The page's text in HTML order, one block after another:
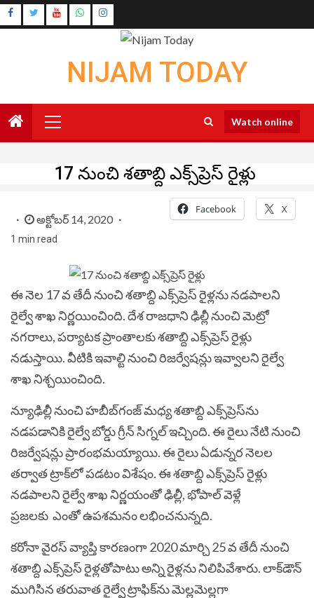
Skip
to
Instagram
NIJAM TODAY
Menu
Watch online
17 నుంచి శతాబ్ది ఎక్స్‌ప్రెస్‌ రైళ్లు
అక్టోబర్ 14, 2020
1 min read
Facebook X
ఈ నెల 17 వ తేదీ నుంచి శతాబ్ది ఎక్స్‌ప్రెస్‌ రైళ్లను నడపాలని
రైల్వే శాఖ నిర్ణయించింది. దేశ రాజధాని ఢిల్లీ నుంచి మెట్రో
నగరాలు, పర్యాటక ప్రాంతాలకు శతాబ్ది ఎక్స్‌ప్రెస్‌ రైళ్లు
నడుస్తాయి. వీటికి ఇవాల్టి నుంచి రిజర్వేషన్లు ఇవ్వాలని రైల్వే
శాఖ నిశ్చయించింది.
న్యూఢిల్లీ నుంచి హబీబ్‌గంజ్ మధ్య శతాబ్ది ఎక్స్‌ప్రెస్‌ను
నడపడానికి రైల్వే బోర్డు గ్రీన్ సిగ్నల్ ఇచ్చింది. ఈ రైలు నేటి నుంచి
రిజర్వేషన్లు ప్రారంభమయ్యాయి. ఈ రైలు ఏడున్నర నెలల
తర్వాత ట్రాక్‌లో పడటం విశేషం. ఈ శతాబ్ది ఎక్స్‌ప్రెస్‌ రైళ్లు
నడపాలని రైల్వే శాఖ నిర్ణయంతో ఢిల్లీ, భోపాల్ వెళ్లే
ప్రజలకు ఎంతో ఉపశమనం లభించనున్నది.
కరోనా వైరస్‌ వ్యాప్తి కారణంగా 2020 మార్చి 25 వ తేదీ నుంచి
శతాబ్ది ఎక్స్‌ప్రెస్ రైళ్లతోపాటు అన్ని రైళ్లను నిలిపివేశారు. లాక్‌డౌన్
ముగిసిన తరువాత రైల్వే ట్రాఫిక్‌ను మెల్లమెల్లగా